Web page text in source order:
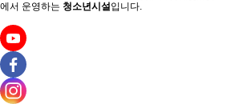
에서 운영하는 청소년시설입니다.